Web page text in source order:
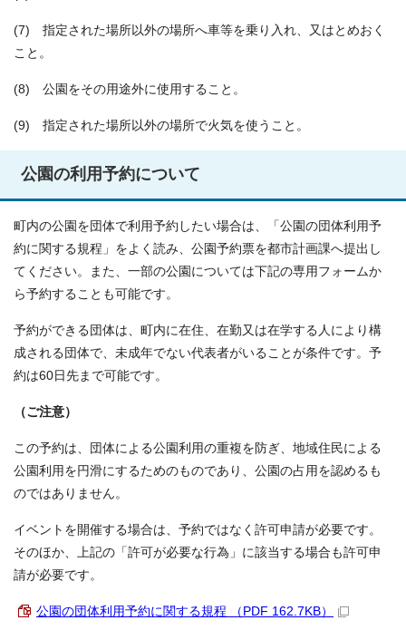
(7) 指定された場所以外の場所へ車等を乗り入れ、又はとめおく
こと。
(8) 公園をその用途外に使用すること。
(9) 指定された場所以外の場所で火気を使うこと。
公園の利用予約について
町内の公園を団体で利用予約したい場合は、「公園の団体利用予
約に関する規程」をよく読み、公園予約票を都市計画課へ提出し
てください。また、一部の公園については下記の専用フォームか
ら予約することも可能です。
予約ができる団体は、町内に在住、在勤又は在学する人により構
成される団体で、未成年でない代表者がいることが条件です。予
約は60日先まで可能です。
（ご注意）
この予約は、団体による公園利用の重複を防ぎ、地域住民による
公園利用を円滑にするためのものであり、公園の占用を認めるも
のではありません。
イベントを開催する場合は、予約ではなく許可申請が必要です。
そのほか、上記の「許可が必要な行為」に該当する場合も許可申
請が必要です。
公園の団体利用予約に関する規程 （PDF 162.7KB）